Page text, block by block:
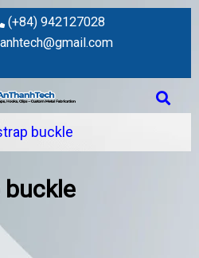
(+84) 942127028
buckle
buckle